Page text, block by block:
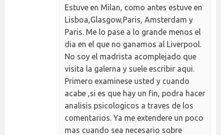
Estuve en Milan, como antes estuve en
Lisboa,Glasgow,Paris, Amsterdam y
Paris. Me lo pase a lo grande menos el
dia en el que no ganamos al Liverpool.
No soy el madrista acomplejado que
visita la galerna y suele escribir aqui.
Primero examinese usted y cuando
acabe ,si es que hay un fin, podra hacer
analisis psicologicos a traves de los
comentarios. Ya me extendere un poco
mas cuando sea necesario sobre